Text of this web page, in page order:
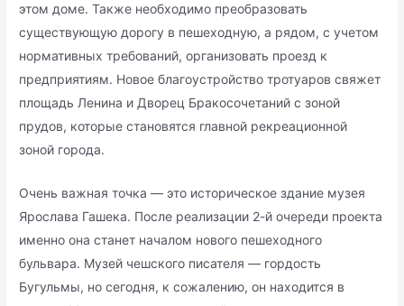
этом доме. Также необходимо преобразовать
существующую дорогу в пешеходную, а рядом, с учетом
нормативных требований, организовать проезд к
предприятиям. Новое благоустройство тротуаров свяжет
площадь Ленина и Дворец Бракосочетаний с зоной
прудов, которые становятся главной рекреационной
зоной города.
Очень важная точка — это историческое здание музея
Ярослава Гашека. После реализации 2-й очереди проекта
именно она станет началом нового пешеходного
бульвара. Музей чешского писателя — гордость
Бугульмы, но сегодня, к сожалению, он находится в